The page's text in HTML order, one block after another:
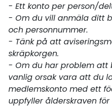
- Ett konto per person/
- Om du vill anmäla ditt
och personnummer.
- Tänk på att
skräpkorgen.
- Om du har problem att
vanlig orsak vara att du
medlemskonto med ett
uppfyller ålderskraven